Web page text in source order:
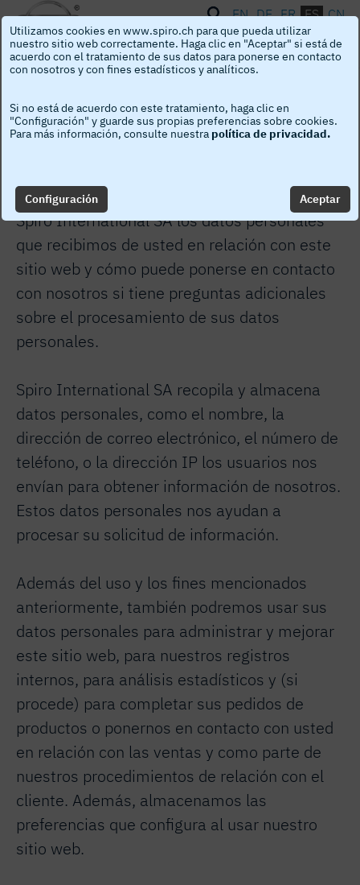
EN DE FR ES CN
Política de privacidad
de privacidad describe cómo procesa y usa
Spiro International SA los datos personales
que recibimos de usted en relación con este
sitio web y cómo puede ponerse en contacto
con nosotros si tiene preguntas adicionales
sobre el procesamiento de sus datos
personales.
Spiro International SA recopila y almacena
datos personales, como el nombre, la
dirección de correo electrónico, el número de
teléfono, o la dirección IP los usuarios nos
envían para obtener información de nosotros.
Estos datos personales nos ayudan a
procesar su solicitud de información.
Además del uso y los fines mencionados
anteriormente, también podremos usar sus
datos personales para administrar y mejorar
este sitio web, para nuestros registros
internos, para análisis estadísticos y (si
procede) para completar sus pedidos de
productos o ponernos en contacto con usted
en relación con las ventas y como parte de
nuestros procedimientos de relación con el
cliente. Además, almacenamos las
preferencias que configura al usar nuestro
sitio web.
Utilizamos cookies en www.spiro.ch para que pueda utilizar
nuestro sitio web correctamente. Haga clic en "Aceptar" si está de
acuerdo con el tratamiento de sus datos para ponerse en contacto
con nosotros y con fines estadísticos y analíticos.
Si no está de acuerdo con este tratamiento, haga clic en
"Configuración" y guarde sus propias preferencias sobre cookies.
Para más información, consulte nuestra política de privacidad.
Configuración Aceptar